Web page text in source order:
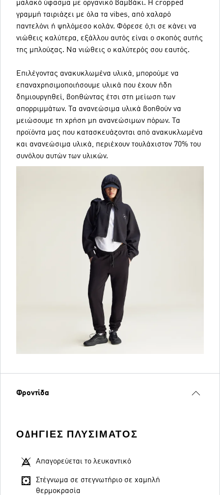
μαλακό ύφασμα με οργανικό βαμβάκι. Η cropped
γραμμή ταιριάζει με όλα τα vibes, από χαλαρό
παντελόνι ή ψηλόμεσο κολάν. Φόρεσε ό,τι σε κάνει να
νιώθεις καλύτερα, εξάλλου αυτός είναι ο σκοπός αυτής
της μπλούζας. Να νιώθεις ο καλύτερός σου εαυτός.
Επιλέγοντας ανακυκλωμένα υλικά, μπορούμε να
επαναχρησιμοποιήσουμε υλικά που έχουν ήδη
δημιουργηθεί, βοηθώντας έτσι στη μείωση των
απορριμμάτων. Τα ανανεώσιμα υλικά βοηθούν να
μειώσουμε τη χρήση μη ανανεώσιμων πόρων. Τα
προϊόντα μας που κατασκευάζονται από ανακυκλωμένα
και ανανεώσιμα υλικά, περιέχουν τουλάχιστον 70% του
συνόλου αυτών των υλικών.
Φροντίδα
ΟΔΗΓΊΕΣ ΠΛΥΣΊΜΑΤΟΣ
Απαγορεύεται το λευκαντικό
Στέγνωμα σε στεγνωτήριο σε χαμηλή
θερμοκρασία